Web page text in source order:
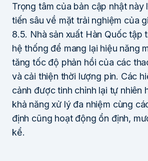
Trọng tâm của bản cập nhật này
tiến sâu về mặt trải nghiệm của
8.5. Nhà sản xuất Hàn Quốc tập
hệ thống để mang lại hiệu năng
tăng tốc độ phản hồi của các
và cải thiện thời lượng pin. Các
cảnh được tinh chỉnh lại tự nhiên
khả năng xử lý đa nhiệm cùng
định cũng hoạt động ổn định,
kể.